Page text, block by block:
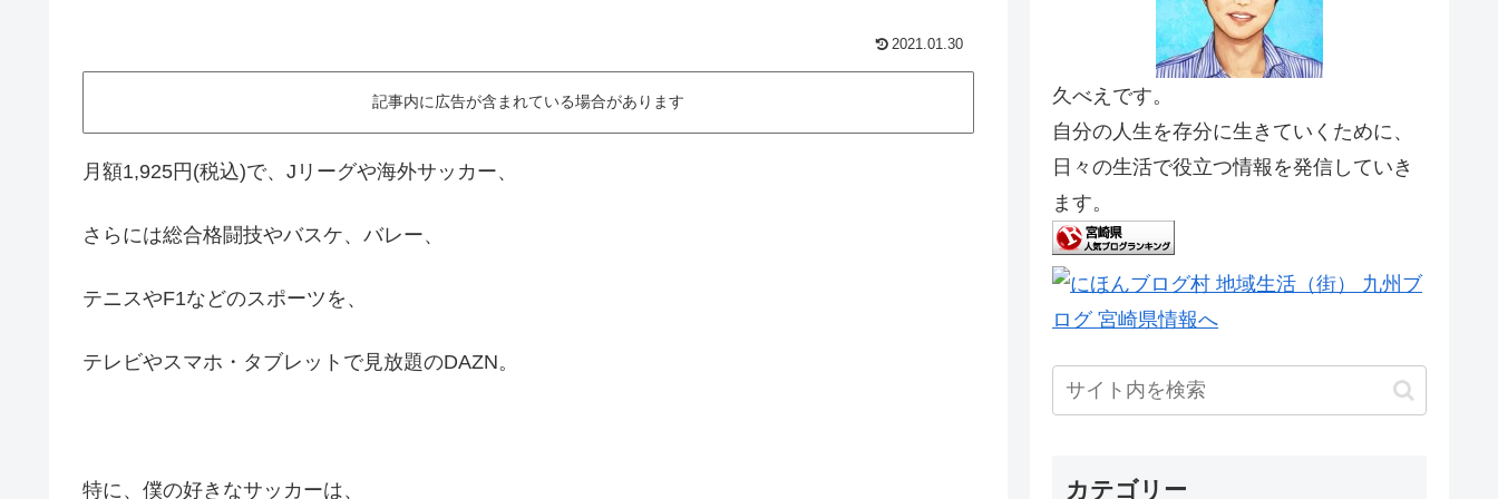
2021.01.30
記事内に広告が含まれている場合があります
月額1,925円(税込)で、Jリーグや海外サッカー、
さらには総合格闘技やバスケ、バレー、
テニスやF1などのスポーツを、
テレビやスマホ・タブレットで見放題のDAZN。
特に、僕の好きなサッカーは、
久べえです。
自分の人生を存分に生きていくために、
日々の生活で役立つ情報を発信していき
ます。
カテゴリー